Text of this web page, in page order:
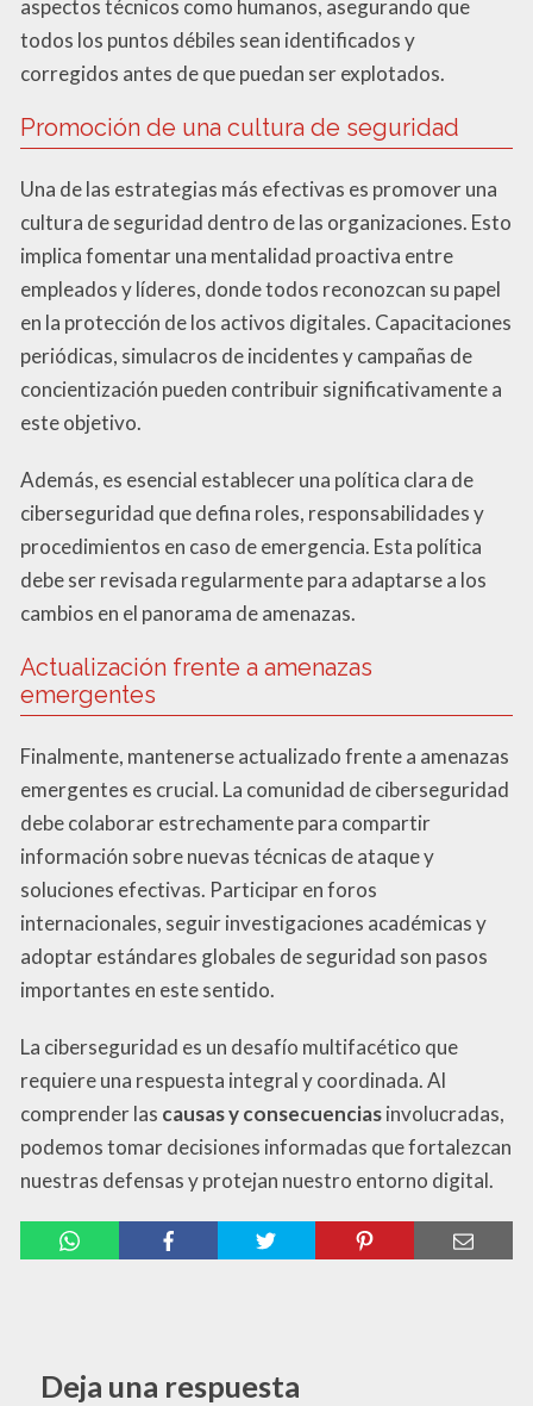
aspectos técnicos como humanos, asegurando que
todos los puntos débiles sean identificados y
corregidos antes de que puedan ser explotados.
Promoción de una cultura de seguridad
Una de las estrategias más efectivas es promover una
cultura de seguridad dentro de las organizaciones. Esto
implica fomentar una mentalidad proactiva entre
empleados y líderes, donde todos reconozcan su papel
en la protección de los activos digitales. Capacitaciones
periódicas, simulacros de incidentes y campañas de
concientización pueden contribuir significativamente a
este objetivo.
Además, es esencial establecer una política clara de
ciberseguridad que defina roles, responsabilidades y
procedimientos en caso de emergencia. Esta política
debe ser revisada regularmente para adaptarse a los
cambios en el panorama de amenazas.
Actualización frente a amenazas
emergentes
Finalmente, mantenerse actualizado frente a amenazas
emergentes es crucial. La comunidad de ciberseguridad
debe colaborar estrechamente para compartir
información sobre nuevas técnicas de ataque y
soluciones efectivas. Participar en foros
internacionales, seguir investigaciones académicas y
adoptar estándares globales de seguridad son pasos
importantes en este sentido.
La ciberseguridad es un desafío multifacético que
requiere una respuesta integral y coordinada. Al
comprender las causas y consecuenciasinvolucradas,
podemos tomar decisiones informadas que fortalezcan
nuestras defensas y protejan nuestro entorno digital.
Deja una respuesta